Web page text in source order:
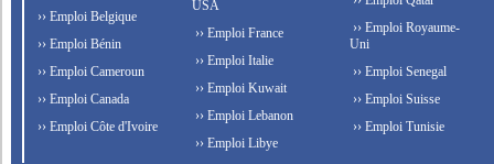
›› Emploi Belgique
›› Emploi Bénin
›› Emploi Cameroun
›› Emploi Canada
›› Emploi Côte d'Ivoire
USA
›› Emploi France
›› Emploi Italie
›› Emploi Kuwait
›› Emploi Lebanon
›› Emploi Libye
›› Emploi Royaume-
Uni
›› Emploi Senegal
›› Emploi Suisse
›› Emploi Tunisie